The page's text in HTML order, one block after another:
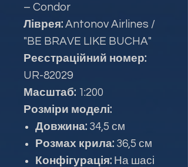
– Condor
Ліврея: Antonov Airlines /
"BE BRAVE LIKE BUCHA"
Реєстраційний номер:
UR-82029
Масштаб: 1:200
Розміри моделі:
Довжина: 34,5 см
Розмах крила: 36,5 см
Конфігурація: На шасі